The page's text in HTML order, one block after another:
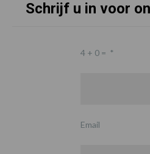
Schrijf u in voor
4 + 0 = *
Email